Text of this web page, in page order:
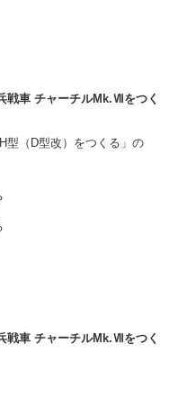
戦車 チャーチルMk.Ⅶをつく
型（D型改）をつくる」の
戦車 チャーチルMk.Ⅶをつく